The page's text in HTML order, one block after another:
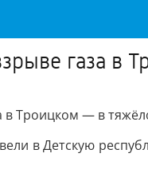
газа в
в Троицком — в
в Детскую